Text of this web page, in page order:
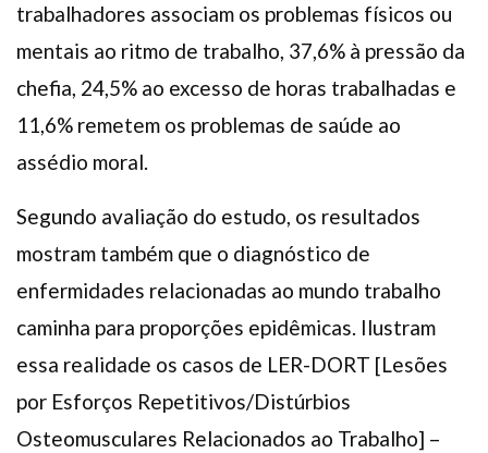
trabalhadores associam os problemas físicos ou
mentais ao ritmo de trabalho, 37,6% à pressão da
chefia, 24,5% ao excesso de horas trabalhadas e
11,6% remetem os problemas de saúde ao
assédio moral.
Segundo avaliação do estudo, os resultados
mostram também que o diagnóstico de
enfermidades relacionadas ao mundo trabalho
caminha para proporções epidêmicas. Ilustram
essa realidade os casos de LER-DORT [Lesões
por Esforços Repetitivos/Distúrbios
Osteomusculares Relacionados ao Trabalho] –